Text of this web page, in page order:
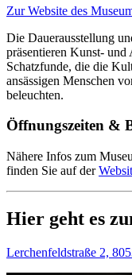
Zur Website des
Die Dauerausstellung
präsentieren Kunst- und
Schatzfunde, die die
ansässigen Menschen
beleuchten.
Öffnungszeiten &
Nähere Infos zum
finden Sie auf der
Hier geht es
Lerchenfeldstraße 2,